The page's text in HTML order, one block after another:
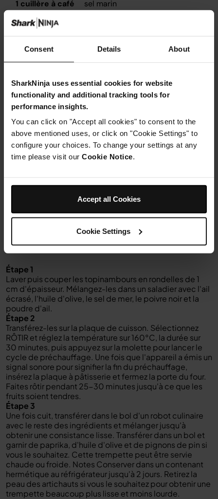
Consent Details About
SharkNinja uses essential cookies for website
functionality and additional tracking tools for
performance insights.
You can click on "Accept all cookies" to consent to the
above mentioned uses, or click on "Cookie Settings" to
configure your choices. To change your settings at any
time please visit our Cookie Notice.
Accept all Cookies
Cookie Settings
1 cuillère à café
sel marin
1/2 cuillère à café
60ml
eau
3 cuillères à soupe
jus de citron
2 cuillères à soupe
tahini
1/2 cuillère à café
GARNITURES FACULTATIVES
Une pincée
paprika
1 cuillère à soupe
huile d'olive extra vierge
Instructions
Étape 1
Laver puis couper les topinambours en rondelles de 1
cm d'épaisseur. Mélangez-les dans un saladier avec l'ail
écrasé, l'huile d'olive, le sel de mer, le poivre noir et la
poudre d'ail.
Étape 2
Transférez-les sur la plaque de cuisson. Sélectionnez
RÔTIR et réglez la température sur 160°C, la durée sur
30 minutes, puis appuyez sur la molette pour lancer le
cycle de préchauffage. Une fois que l'appareil a émis un
signal sonore pour signifier la fin du préchauffage,
insérez la plaque à pâtisserie et fermez la porte du four.
Faites rôtir pendant 25-30 minutes jusqu'à ce que les
fruits soient tendres.
Étape 3
Une fois cuit, transférer dans le bol d'un robot culinaire
avec le reste des ingrédients et mélanger jusqu'à
obtenir une consistance lisse. Transférer dans un bol et
garnir de paprika, d'huile d'olive et de pignons de pin si
vous le souhaitez. Cette trempette peut être servie
chaude ou froide. Notes Conserver dans un contenant
hermétique au réfrigérateur jusqu'à 2 jours. Retirez la
peau des artichauts si vous le souhaitez pour obtenir une
trempette beaucoup plus lisse et moins lourde.